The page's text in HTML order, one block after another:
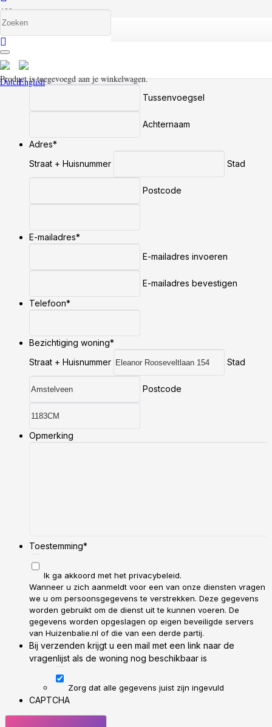
Productis toegevoegd aan je winkelwagen.
Tussenvoegsel
Achternaam
Adres*
Straat + Huisnummer
Stad
Postcode
E-mailadres*
E-mailadres invoeren
E-mailadres bevestigen
Telefoon*
Bezichtiging woning*
Straat + Huisnummer
Stad
Postcode
Opmerking
Toestemming*
Ik ga akkoord met het privacybeleid.
Wanneer u zich aanmeldt voor een van onze diensten vragen
we u om persoonsgegevens te verstrekken. Deze gegevens
worden gebruikt om de dienst uit te kunnen voeren. De
gegevens worden opgeslagen op eigen beveiligde servers
van Huizenbalie.nl of die van een derde partij.
Bij verzenden krijgt u een mail met een link naar de
vragenlijst als de woning nog beschikbaar is
Zorg dat alle gegevens juist zijn ingevuld
CAPTCHA